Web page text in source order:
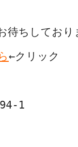
待ちしており
←クリック
1